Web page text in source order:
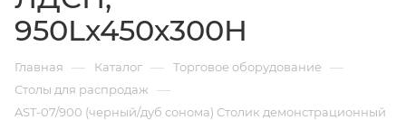
950Lх450х300H
Главная — Каталог — Торговое оборудование —
Столы для распродаж —
AST-07/900 (черный/дуб сонома) Столик демонстрационный